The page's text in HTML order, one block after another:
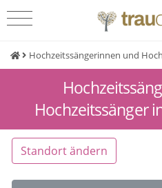
Hochzeitssängerinnen und
Hochzeitssänger
Standort ändern